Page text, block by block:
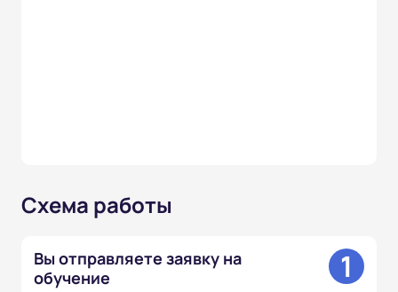
Схема работы
Вы отправляете заявку на
обучение
1